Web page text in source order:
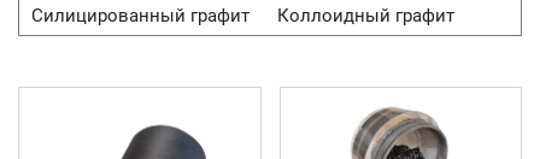
Силицированный графит
Коллоидный графит